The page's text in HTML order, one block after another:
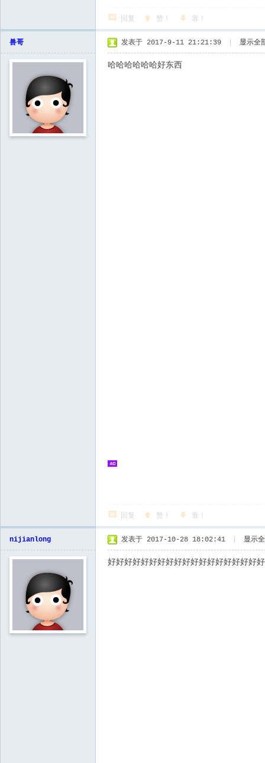
回复 赞！ 靠！
兽哥 发表于 2017-9-11 21:21:39 显示全
哈哈哈哈哈哈好东西
回复 赞！ 靠！
nijianlong 发表于 2017-10-28 18:02:41 显示
好好好好好好好好好好好好好好好好好好